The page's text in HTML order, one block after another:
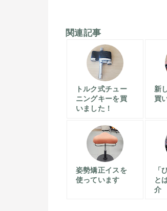
関連記事
トルク式チュー
ニングキーを買
いました！
新
買
姿勢矯正イスを
使っています
「
と
介